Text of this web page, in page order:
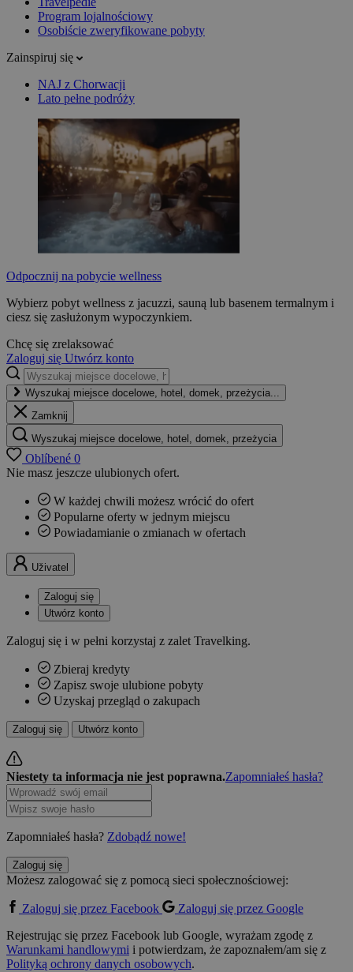
Program lojalnościowy
Osobiście zweryfikowane pobyty
Zainspiruj się
NAJ z Chorwacji
Lato pełne podróży
Odpocznij na pobycie wellness
Wybierz pobyt wellness z jacuzzi, sauną lub basenem termalnym i
ciesz się zasłużonym wypoczynkiem.
Chcę się zrelaksować
Zaloguj się Utwórz konto
Wyszukaj miejsce docelowe, hotel, domek, przeżycia...
Zamknij
Wyszukaj miejsce docelowe, hotel, domek, przeżycia
Oblíbené 0
Nie masz jeszcze ulubionych ofert.
W każdej chwili możesz wrócić do ofert
Popularne oferty w jednym miejscu
Powiadamianie o zmianach w ofertach
Uživatel
Zaloguj się
Utwórz konto
Zaloguj się i w pełni korzystaj z zalet Travelking.
Zbieraj kredyty
Zapisz swoje ulubione pobyty
Uzyskaj przegląd o zakupach
Zaloguj się Utwórz konto
Niestety ta informacja nie jest poprawna.Zapomniałeś hasła?
Zapomniałeś hasła? Zdobądź nowe!
Zaloguj się
Możesz zalogować się z pomocą sieci społecznościowej:
Zaloguj się przez Facebook
Zaloguj się przez Google
Rejestrując się przez Facebook lub Google, wyrażam zgodę z
Warunkami handlowymi i potwierdzam, że zapoznałem/am się z
Polityką ochrony danych osobowych.